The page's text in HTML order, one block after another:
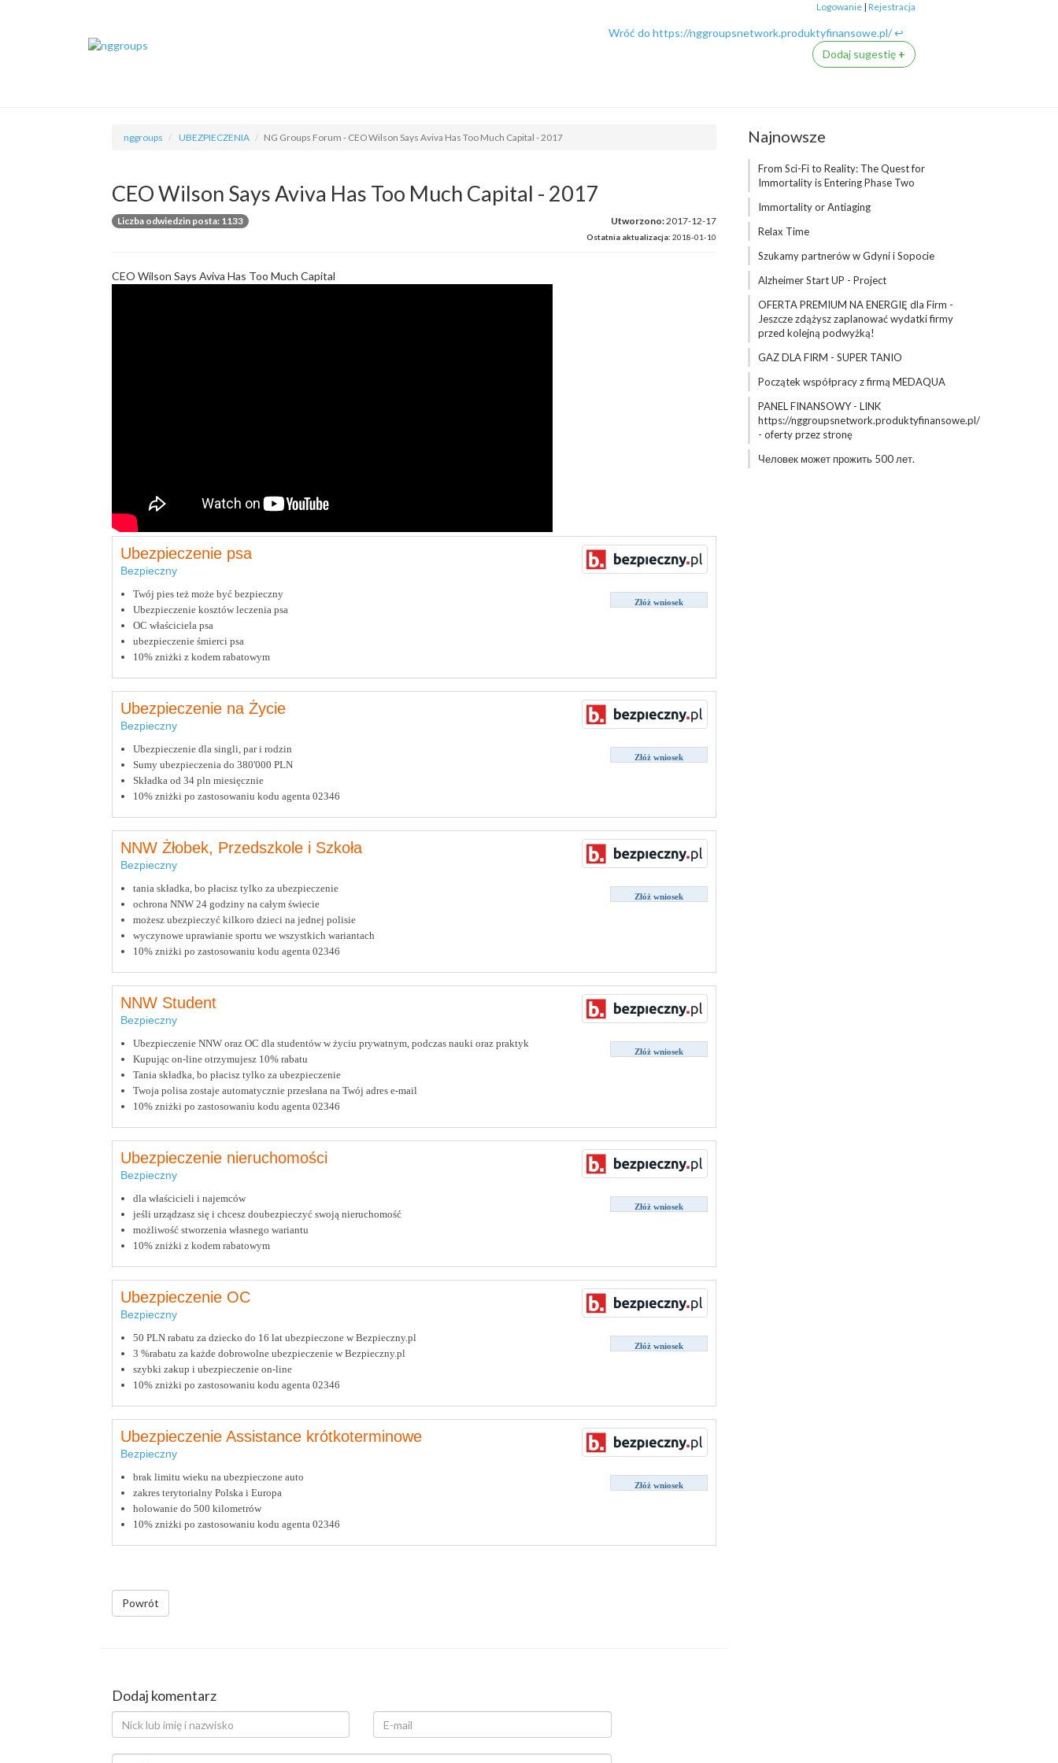
Logowanie| Rejestracja
Wróć do https://nggroupsnetwork.produktyfinansowe.pl/ ↩
Dodaj sugestię +
nggroups UBEZPIECZENIA NG Groups Forum - CEO Wilson Says Aviva Has Too Much Capital - 2017
CEO Wilson Says Aviva Has Too Much Capital - 2017
Utworzono:2017-12-17
Ostatnia aktualizacja: 2018-01-10
Liczba odwiedzin posta: 1133
CEO Wilson Says Aviva Has Too Much Capital
Ubezpieczenie psa
Bezpieczny
Złóż wniosek
Twój pies też może być bezpieczny
Ubezpieczenie kosztów leczenia psa
OC właściciela psa
ubezpieczenie śmierci psa
10% zniżki z kodem rabatowym
Ubezpieczenie na Życie
Bezpieczny
Złóż wniosek
Ubezpieczenie dla singli, par i rodzin
Sumy ubezpieczenia do 380'000 PLN
Składka od 34 pln miesięcznie
10% zniżki po zastosowaniu kodu agenta 02346
NNW Żłobek, Przedszkole i Szkoła
Bezpieczny
Złóż wniosek
tania składka, bo płacisz tylko za ubezpieczenie
ochrona NNW 24 godziny na całym świecie
możesz ubezpieczyć kilkoro dzieci na jednej polisie
wyczynowe uprawianie sportu we wszystkich wariantach
10% zniżki po zastosowaniu kodu agenta 02346
NNW Student
Bezpieczny
Złóż wniosek
Ubezpieczenie NNW oraz OC dla studentów w życiu prywatnym, podczas nauki oraz praktyk
Kupując on-line otrzymujesz 10% rabatu
Tania składka, bo płacisz tylko za ubezpieczenie
Twoja polisa zostaje automatycznie przesłana na Twój adres e-mail
10% zniżki po zastosowaniu kodu agenta 02346
Ubezpieczenie nieruchomości
Bezpieczny
Złóż wniosek
dla właścicieli i najemców
jeśli urządzasz się i chcesz doubezpieczyć swoją nieruchomość
możliwość stworzenia własnego wariantu
10% zniżki z kodem rabatowym
Ubezpieczenie OC
Bezpieczny
Złóż wniosek
50 PLN rabatu za dziecko do 16 lat ubezpieczone w Bezpieczny.pl
3 %rabatu za każde dobrowolne ubezpieczenie w Bezpieczny.pl
szybki zakup i ubezpieczenie on-line
10% zniżki po zastosowaniu kodu agenta 02346
Ubezpieczenie Assistance krótkoterminowe
Bezpieczny
Złóż wniosek
brak limitu wieku na ubezpieczone auto
zakres terytorialny Polska i Europa
holowanie do 500 kilometrów
10% zniżki po zastosowaniu kodu agenta 02346
Powrót
Dodaj komentarz
Najnowsze
From Sci-Fi to Reality: The Quest for
Immortality is Entering Phase Two
Immortality or Antiaging
Relax Time
Szukamy partnerów w Gdyni i Sopocie
Alzheimer Start UP - Project
OFERTA PREMIUM NA ENERGIĘ dla Firm -
Jeszcze zdążysz zaplanować wydatki firmy
przed kolejną podwyżką!
GAZ DLA FIRM - SUPER TANIO
Początek współpracy z firmą MEDAQUA
PANEL FINANSOWY - LINK
https://nggroupsnetwork.produktyfinansowe.pl/
- oferty przez stronę
Человек может прожить 500 лет.